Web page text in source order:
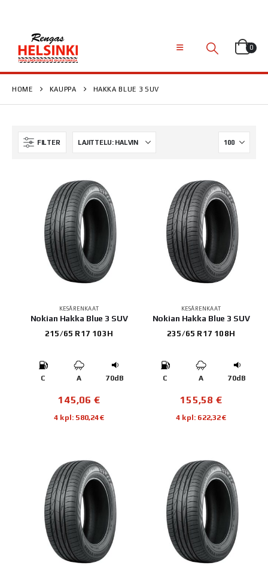
0
HOME KAUPPA HAKKA BLUE 3 SUV
FILTER
KESÄRENKAAT
Nokian Hakka Blue 3 SUV
215/65 R17 103H
C A 70dB
145,06 €
4 kpl: 580,24€
KESÄRENKAAT
Nokian Hakka Blue 3 SUV
235/65 R17 108H
C A 70dB
155,58 €
4 kpl: 622,32€